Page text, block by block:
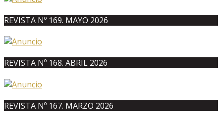
REVISTA Nº 169. MAYO 2026
REVISTA Nº 168. ABRIL 2026
REVISTA Nº 167. MARZO 2026